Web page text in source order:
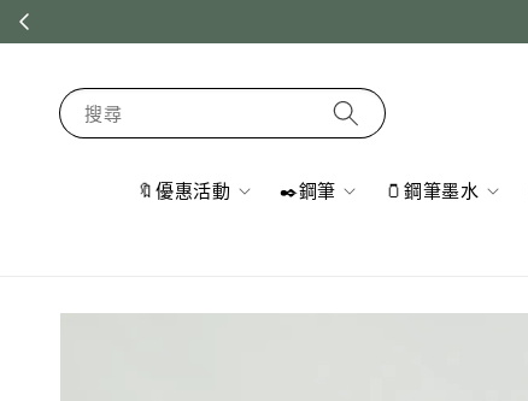
搜尋
🔖優惠活動 ✒️鋼筆 🫙鋼筆墨水